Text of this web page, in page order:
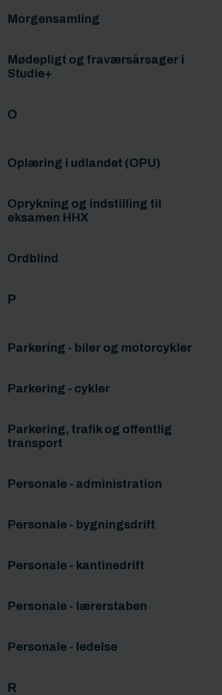
Morgensamling
Mødepligt og fraværsårsager i
Studie+
O
Oplæring i udlandet (OPU)
Oprykning og indstilling til
eksamen HHX
Ordblind
P
Parkering - biler og motorcykler
Parkering - cykler
Parkering, trafik og offentlig
transport
Personale - administration
Personale - bygningsdrift
Personale - kantinedrift
Personale - lærerstaben
Personale - ledelse
R